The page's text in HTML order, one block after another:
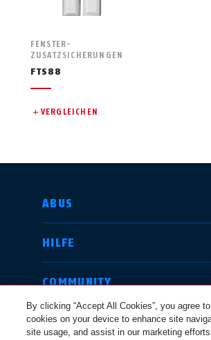
FENSTER-
ZUSATZSICHERUNGEN
FTS88
VERGLEICHEN
ABUS
HILFE
COMMUNITY
RECHTLICHES
LAND AUSWÄHLEN
Deutschland
By clicking “Accept All Cookies”, you agree
cookies on your device to enhance site
site usage, and assist in our marketing